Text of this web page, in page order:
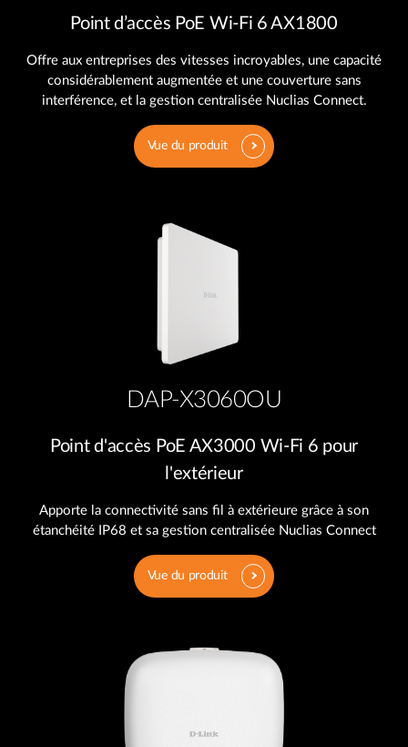
Point d’accès PoE Wi-Fi 6 AX1800
Offre aux entreprises des vitesses incroyables, une capacité
considérablement augmentée et une couverture sans
interférence, et la gestion centralisée Nuclias Connect.
Vue du produit
DAP-X3060OU
Point d'accès PoE AX3000 Wi-Fi 6 pour
l'extérieur
Apporte la connectivité sans fil à extérieure grâce à son
étanchéité IP68 et sa gestion centralisée Nuclias Connect
Vue du produit